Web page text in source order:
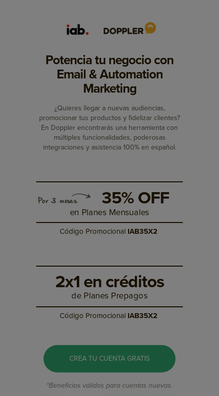
CREA TU CUENTA GRATIS
Potencia tu negocio con
Email & Automation
Marketing
¿Quieres llegar a nuevas audiencias,
promocionar tus productos y fidelizar clientes?
En Doppler encontrarás una herramienta con
múltiples funcionalidades, poderosas
integraciones y asistencia 100% en español.
35% OFF
en Planes Mensuales
2x1 en créditos
de Planes Prepagos
Código Promocional IAB35X2
Código Promocional IAB35X2
*Beneficios válidos para cuentas nuevas.